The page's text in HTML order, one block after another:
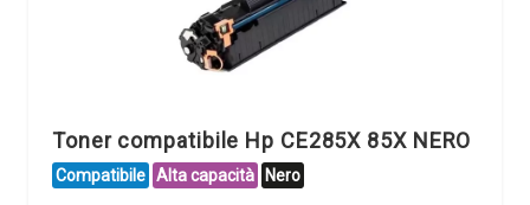
Toner compatibile Hp CE285X 85X NERO
Compatibile Alta capacità Nero